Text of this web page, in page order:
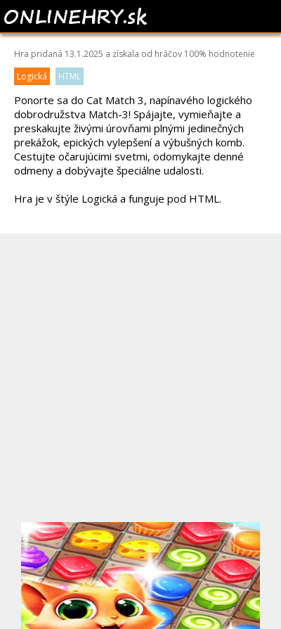
CAT MATCH 3
Hra pridaná 13.1.2025 a získala od hráčov 100% hodnotenie
Logická
HTML
Ponorte sa do Cat Match 3, napínavého logického
dobrodružstva Match-3! Spájajte, vymieňajte a
preskakujte živými úrovňami plnými jedinečných
prekážok, epických vylepšení a výbušných komb.
Cestujte očarujúcimi svetmi, odomykajte denné
odmeny a dobývajte špeciálne udalosti.
Hra je v štýle Logická a funguje pod HTML.